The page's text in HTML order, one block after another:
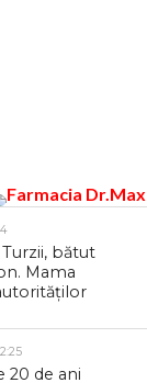
bătut
Mama
20 de ani